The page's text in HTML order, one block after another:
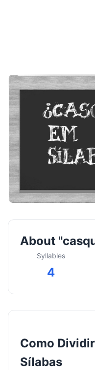
About
Syllables
4
Como
Sílabas